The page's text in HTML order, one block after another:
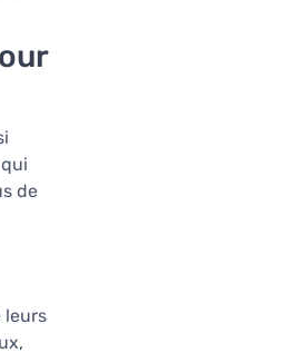
de
leurs